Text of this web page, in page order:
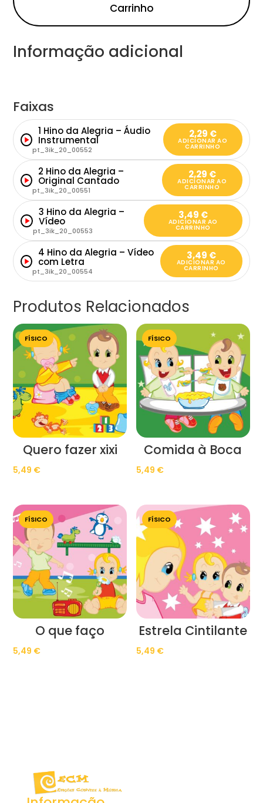
Carrinho
Informação adicional
Faixas
1 Hino da Alegria – Áudio
Instrumental
pt_3ik_20_00552
2,29 €
ADICIONAR AO
CARRINHO
2 Hino da Alegria –
Original Cantado
pt_3ik_20_00551
2,29 €
ADICIONAR AO
CARRINHO
3 Hino da Alegria –
Vídeo
pt_3ik_20_00553
3,49 €
ADICIONAR AO
CARRINHO
4 Hino da Alegria – Vídeo
com Letra
pt_3ik_20_00554
3,49 €
ADICIONAR AO
CARRINHO
Produtos Relacionados
FÍSICO
Quero fazer xixi
5,49 €
FÍSICO
Comida à Boca
5,49 €
FÍSICO
O que faço
5,49 €
FÍSICO
Estrela Cintilante
5,49 €